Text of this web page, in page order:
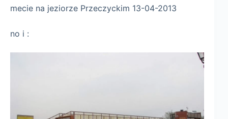
mecie na jeziorze Przeczyckim 13-04-2013
no i :